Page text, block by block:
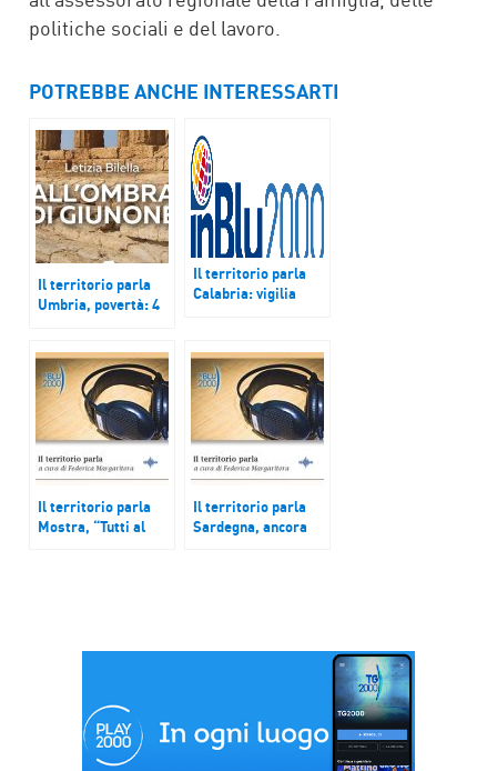
politiche sociali e del lavoro.
POTREBBE ANCHE INTERESSARTI
Il territorio parla
Umbria, povertà: 4
pensioni, Mistretta:
tappa di ‘In viaggio
con te’ di Mirco
Mannino; Burgio
(Ag): visita guidata
con la scrittrice
Letizia Bilella
Il territorio parla
Calabria: vigilia
Lucano; Rimini,
Covid: i ricordi di chi
ha gestito
l’emergenza;
Saronno: riapre il
teatro Giuditta
Pasta con il
Il territorio parla
Mostra, “Tutti al
Il territorio parla
Sardegna, ancora